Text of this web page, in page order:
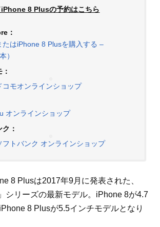
8 Plusの予約はこちら
：
たはiPhone 8 Plusを購入する –
）
コモオンラインショップ
オンラインショップ
：
フトバンク オンラインショップ
8 Plusは2017年9月に発表された、
シリーズの最新モデル。iPhone 8が4.7
8 Plusが5.5インチモデルとなり